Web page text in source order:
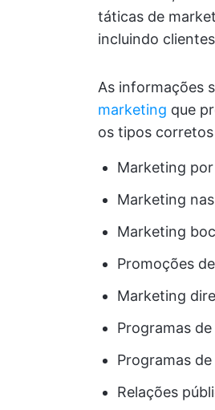
táticas de
incluindo
As informações
marketing que
os tipos
Marketing
Marketing
Marketing
Promoções
Marketing
Programas
Programas
Relações